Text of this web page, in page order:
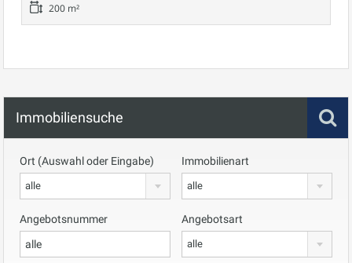
200 m²
Immobiliensuche
Ort (Auswahl oder Eingabe)
alle
Immobilienart
alle
Angebotsnummer Angebotsart
alle